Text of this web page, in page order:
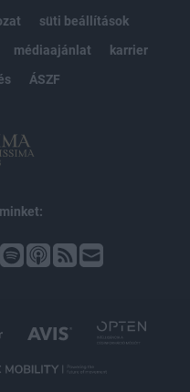
süti beállítások
médiaajánlat
karrier
ÁSZF